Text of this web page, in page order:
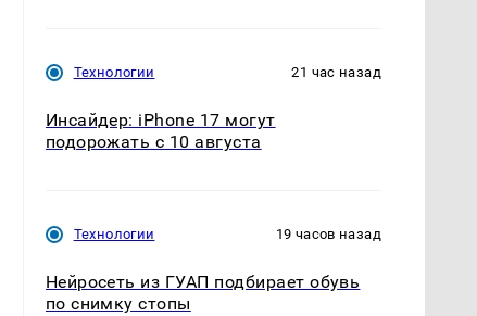
Технологии 21 час назад
Инсайдер: iPhone 17 могут
подорожать с 10 августа
Технологии 19 часов назад
Нейросеть из ГУАП подбирает обувь
по снимку стопы